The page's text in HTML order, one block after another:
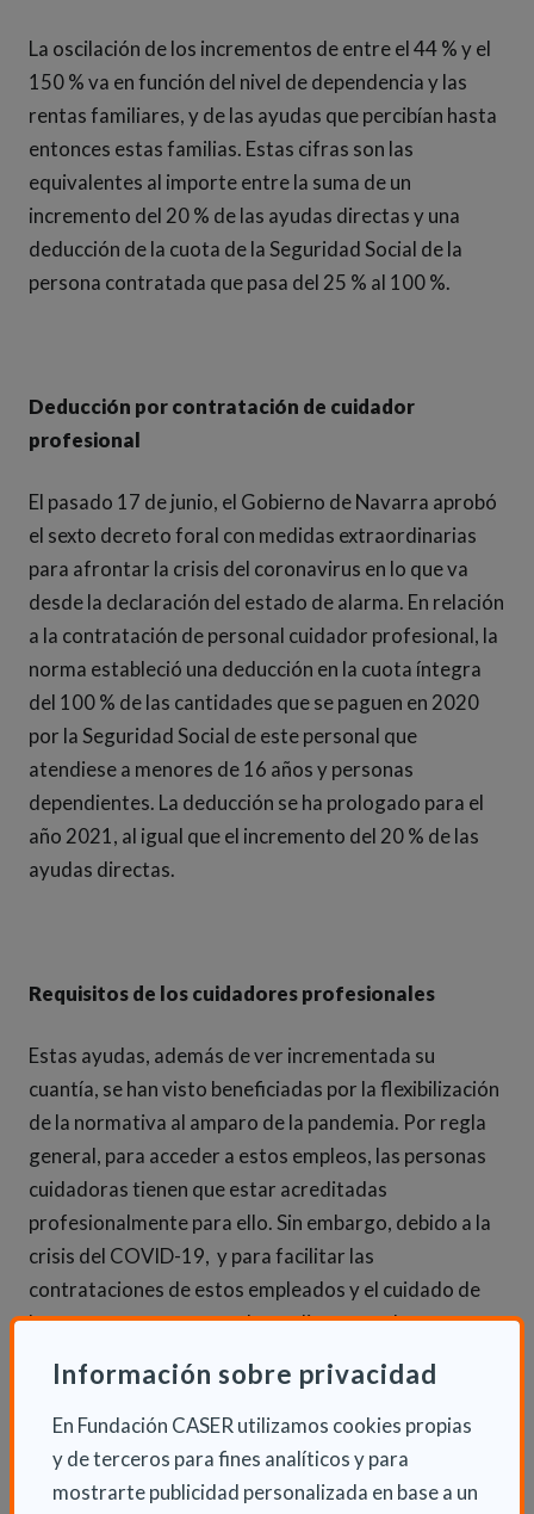
Información sobre privacidad
En Fundación CASER utilizamos cookies propias
y de terceros para fines analíticos y para
mostrarte publicidad personalizada en base a un
La oscilación de los incrementos de entre el 44 % y el
150 % va en función del nivel de dependencia y las
rentas familiares, y de las ayudas que percibían hasta
entonces estas familias. Estas cifras son las
equivalentes al importe entre la suma de un
incremento del 20 % de las ayudas directas y una
deducción de la cuota de la Seguridad Social de la
persona contratada que pasa del 25 % al 100 %.
Deducción por contratación de cuidador
profesional
El pasado 17 de junio, el Gobierno de Navarra aprobó
el sexto decreto foral con medidas extraordinarias
para afrontar la crisis del coronavirus en lo que va
desde la declaración del estado de alarma. En relación
a la contratación de personal cuidador profesional, la
norma estableció una deducción en la cuota íntegra
del 100 % de las cantidades que se paguen en 2020
por la Seguridad Social de este personal que
atendiese a menores de 16 años y personas
dependientes. La deducción se ha prologado para el
año 2021, al igual que el incremento del 20 % de las
ayudas directas.
Requisitos de los cuidadores profesionales
Estas ayudas, además de ver incrementada su
cuantía, se han visto beneficiadas por la flexibilización
de la normativa al amparo de la pandemia. Por regla
general, para acceder a estos empleos, las personas
cuidadoras tienen que estar acreditadas
profesionalmente para ello. Sin embargo, debido a la
crisis del COVID-19, y para facilitar las
contrataciones de estos empleados y el cuidado de
las personas menores y dependientes, se ha
con acreditación, se pueda contratar a quien no lo
esté e incluso a familiares. Una vez finalice el estado
de alarma, esta libertad de contratación quedará
reducida a municipios por debajo de los 5.000